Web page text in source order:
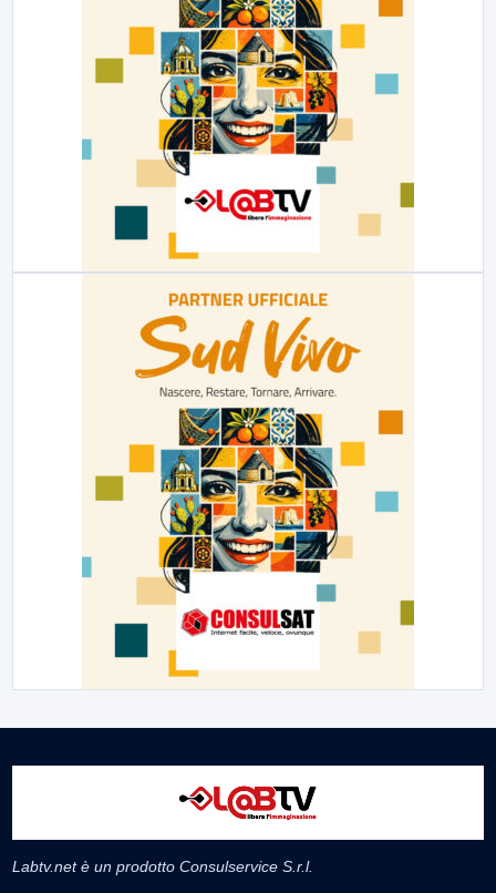
Labtv.net è un prodotto Consulservice S.r.l.